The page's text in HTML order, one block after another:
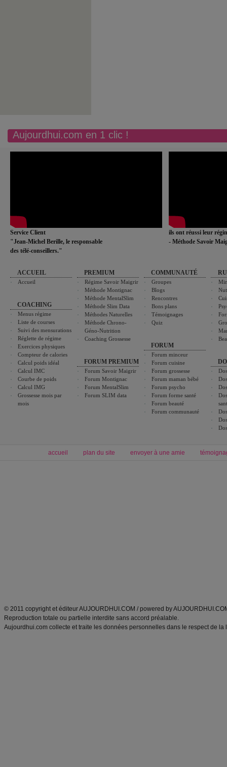
Aujourdhui.com en 1 clic !
Service Client
"Jean-Michel Berille, le responsable
des télé-conseillers."
ils ont réussi leur
- Méthode Savoir
ACCUEIL
Accueil
COACHING
Menus régime
Liste de courses
Suivi des mensurations
Réglette de régime
Exercices physiques
Compteur de calories
Calcul poids idéal
Calcul IMC
Courbe de poids
Calcul IMG
Grossesse mois par
mois
PREMIUM
Régime Savoir Maigrir
Méthode Montignac
Méthode MentalSlim
Méthode Slim Data
Méthodes Naturelles
Méthode Chrono-
Géno-Nutrition
Coaching Grossesse
FORUM PREMIUM
Forum Savoir Maigrir
Forum Montignac
Forum MentalSlim
Forum SLIM data
COMMUNAUTÉ
Groupes
Blogs
Rencontres
Bons plans
Témoignages
Quiz
FORUM
Forum minceur
Forum cuisine
Forum grossesse
Forum maman bébé
Forum psycho
Forum forme santé
Forum beauté
Forum communauté
accueil plan du site envoyer à une amie
© 2011 copyright et éditeur AUJOURDHUI.COM / powered by
Reproduction totale ou partielle interdite sans accord préalable.
Aujourdhui.com collecte et traite les données personnelles dans le respect de